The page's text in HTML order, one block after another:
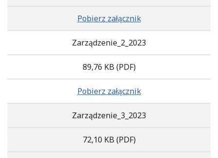
Pobierz załącznik
Zarządzenie_2_2023
89,76 KB (PDF)
Pobierz załącznik
Zarządzenie_3_2023
72,10 KB (PDF)